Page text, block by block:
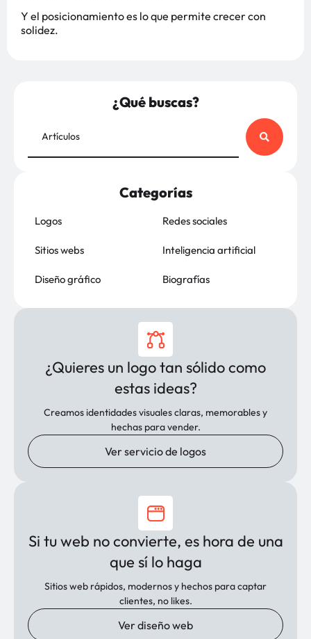
Y el posicionamiento es lo que permite crecer con
solidez.
¿Qué buscas?
Categorías
Logos
Sitios webs
Diseño gráfico
Redes sociales
Inteligencia artificial
Biografías
¿Quieres un logo tan sólido como
estas ideas?
Creamos identidades visuales claras, memorables y
hechas para vender.
Ver servicio de logos
Si tu web no convierte, es hora de una
que sí lo haga
Sitios web rápidos, modernos y hechos para captar
clientes, no likes.
Ver diseño web